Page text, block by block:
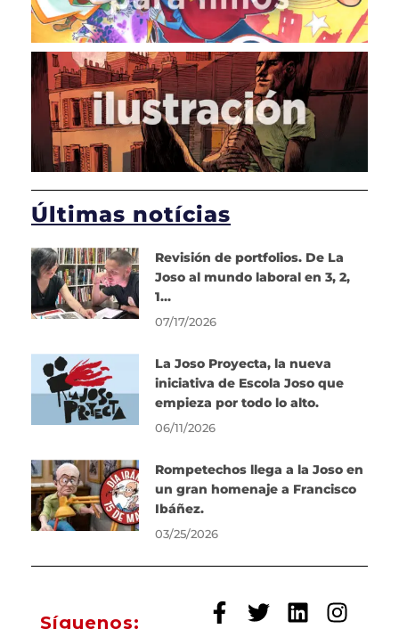
Últimas notícias
Revisión de portfolios. De La
Joso al mundo laboral en 3, 2,
1…
07/17/2026
La Joso Proyecta, la nueva
iniciativa de Escola Joso que
empieza por todo lo alto.
06/11/2026
Rompetechos llega a la Joso en
un gran homenaje a Francisco
Ibáñez.
03/25/2026
Síguenos: